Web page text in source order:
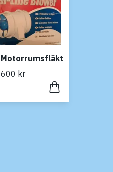
Motorrumsfläkt
600 kr